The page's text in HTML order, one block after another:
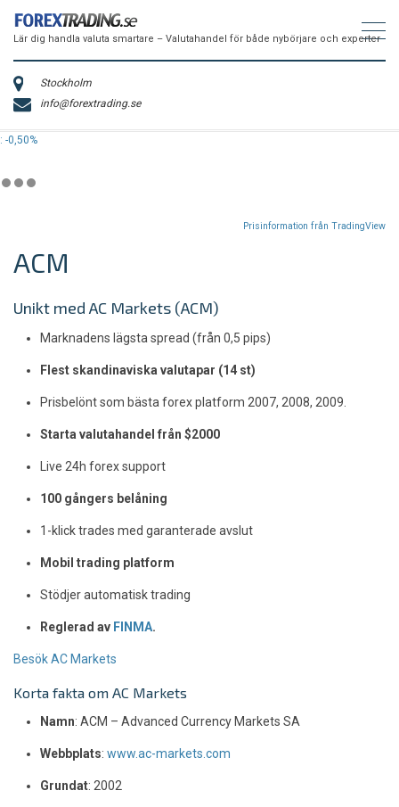
Lär dig handla valuta smartare – Valutahandel för både nybörjare och experter
Stockholm
info@forextrading.se
Prisinformation från TradingView
ACM
Unikt med AC Markets (ACM)
Marknadens lägsta spread (från 0,5 pips)
Flest skandinaviska valutapar (14 st)
Prisbelönt som bästa forex platform 2007, 2008, 2009.
Starta valutahandel från $2000
Live 24h forex support
100 gångers belåning
1-klick trades med garanterade avslut
Mobil trading platform
Stödjer automatisk trading
Reglerad av FINMA.
Besök AC Markets
Korta fakta om AC Markets
Namn: ACM – Advanced Currency Markets SA
Webbplats: www.ac-markets.com
Grundat: 2002